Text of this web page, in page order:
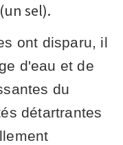
sel).
ont disparu, il
d'eau et de
du
détartrantes